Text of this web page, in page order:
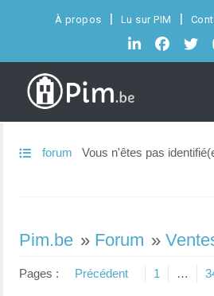
À propos Lu sur PIM
forum Vous n'êtes pas
Pim.be » Forum »
Pages : Précédent 1 …